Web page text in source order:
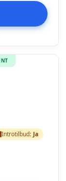
Introtilbud: Ja